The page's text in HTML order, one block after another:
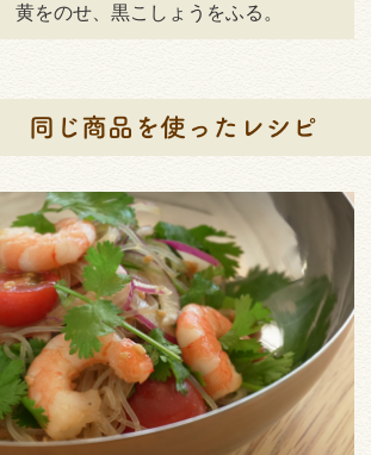
黄をのせ、黒こしょうをふる。